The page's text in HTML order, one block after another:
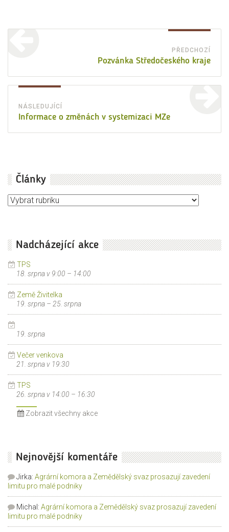
PŘEDCHOZÍ
Pozvánka Středočeského kraje
NÁSLEDUJÍCÍ
Následující
Informace o změnách v systemizaci MZe
Články
Články
Nadcházející akce
TPS
18. srpna v 9:00 – 14:00
Země Živitelka
19. srpna – 25. srpna
19. srpna
Večer venkova
21. srpna v 19:30
TPS
26. srpna v 14:00 – 16:30
Zobrazit všechny akce
Nejnovější komentáře
Jirka: Agrární komora a Zemědělský svaz prosazují zavedení
limitu pro malé podniky
Michal : Agrární komora a Zemědělský svaz prosazují zavedení
limitu pro malé podniky